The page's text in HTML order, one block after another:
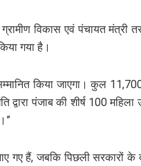
विकास एवं पंचायत मंत्री
गया है।
किया जाएगा। कुल 11,700
पंजाब की शीर्ष 100 महिला
गए हैं, जबकि पिछली सरकारों के